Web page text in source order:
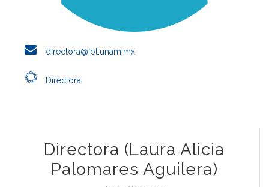
directora@ibt.unam.mx
Directora
Directora (Laura Alicia
Palomares Aguilera)